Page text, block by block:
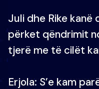
Juli dhe Rike kanë
përket qëndrimit
tjerë me të cilët
Erjola: S’e kam